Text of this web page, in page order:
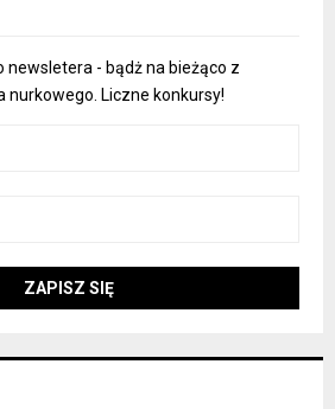
newsletera - bądż na bieżąco z
Liczne konkursy!